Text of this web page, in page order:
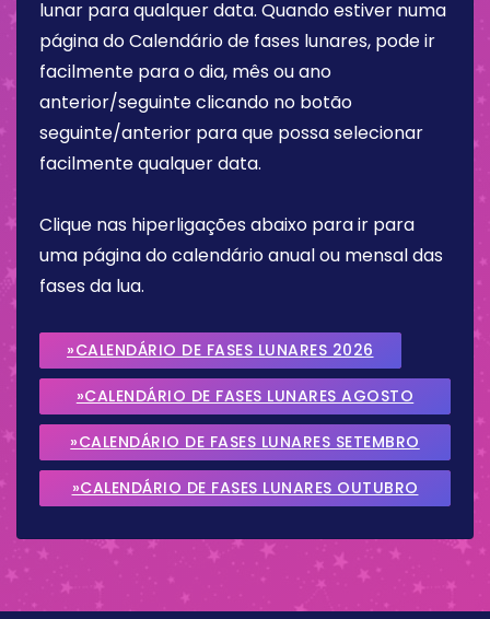
lunar para qualquer data. Quando estiver numa
página do Calendário de fases lunares, pode ir
facilmente para o dia, mês ou ano
anterior/seguinte clicando no botão
seguinte/anterior para que possa selecionar
facilmente qualquer data.
Clique nas hiperligações abaixo para ir para
uma página do calendário anual ou mensal das
fases da lua.
»CALENDÁRIO DE FASES LUNARES 2026
»CALENDÁRIO DE FASES LUNARES AGOSTO
2026
»CALENDÁRIO DE FASES LUNARES SETEMBRO
2026
»CALENDÁRIO DE FASES LUNARES OUTUBRO